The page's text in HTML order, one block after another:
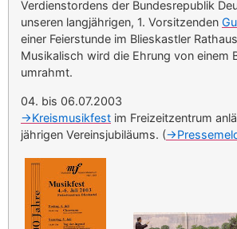
Verdienstordens der Bundesrepublik
unseren langjährigen, 1. Vorsitzenden
einer Feierstunde im Blieskastler
Musikalisch wird die Ehrung von einem
umrahmt.
04. bis 06.07.2003
->Kreismusikfest im Freizeitzentrum
jährigen Vereinsjubiläums. (-